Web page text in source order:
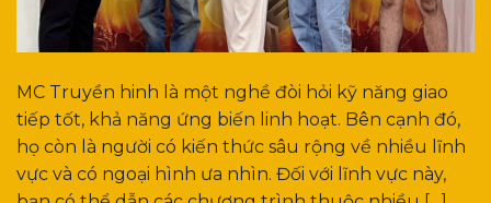
MC Truyền hinh là một nghề đòi hỏi kỹ năng giao
tiếp tốt, khả năng ứng biến linh hoạt. Bên cạnh đó,
họ còn là người có kiến thức sâu rộng về nhiều lĩnh
vực và có ngoại hình ưa nhìn. Đối với lĩnh vực này,